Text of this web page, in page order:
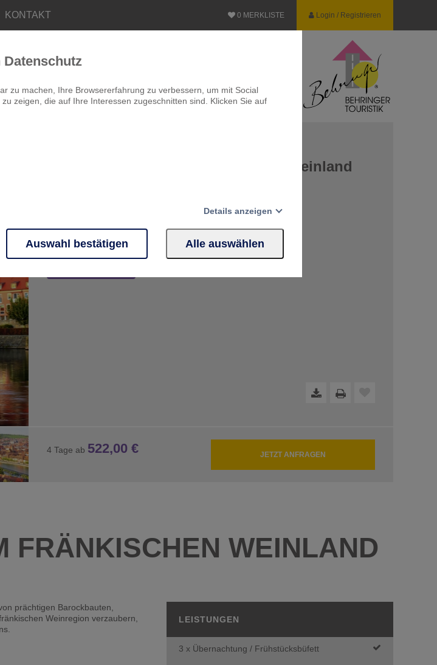
KONTAKT Login / Registrieren
0 MERKLISTE
Würzburg - Ostern im fränkischen Weinland
Wein, Kultur und fränkische Gastlichkeit
4 Tage ab 522,00 € JETZT ANFRAGEN
FRÄNKISCHEN WEINLAND
prächtigen Barockbauten,
Weinregion verzaubern,
LEISTUNGEN
3 x Übernachtung / Frühstücksbüfett
zu machen, Ihre Browsererfahrung zu verbessern, um mit Social
zeigen, die auf Ihre Interessen zugeschnitten sind. Klicken Sie auf
Details anzeigen
sind für die einwandfreie Funktion der Website erforderlich.
Google Maps. Sie werden für die einwandfreie Funktion der Website
Auswahl bestätigen Alle auswählen